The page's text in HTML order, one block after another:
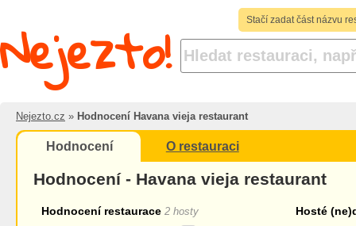
Stačí zadat část názvu
Nejezto!
Nejezto.cz » Hodnocení Havana vieja restaurant
Hodnocení O restauraci
Hodnocení - Havana vieja restaurant
Hodnocení restaurace 2 hosty Hosté